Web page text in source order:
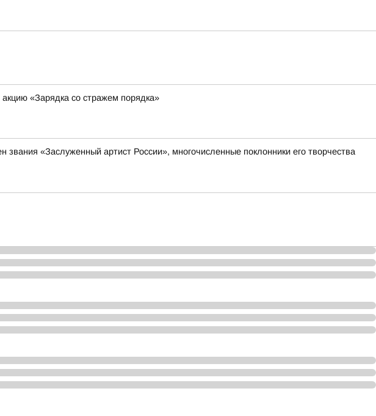
«Зарядка со стражем порядка»
«Заслуженный артист России», многочисленные поклонники его творчества